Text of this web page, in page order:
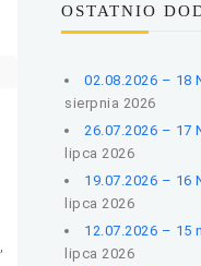
OSTATNIO
02.08.2026 – 18
sierpnia 2026
26.07.2026 – 17
lipca 2026
19.07.2026 – 16
lipca 2026
12.07.2026 – 15
lipca 2026